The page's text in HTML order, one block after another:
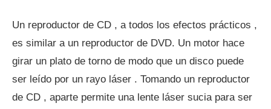
Un reproductor de CD , a todos los efectos prácticos ,
es similar a un reproductor de DVD. Un motor hace
girar un plato de torno de modo que un disco puede
ser leído por un rayo láser . Tomando un reproductor
de CD , aparte permite una lente láser sucia para ser